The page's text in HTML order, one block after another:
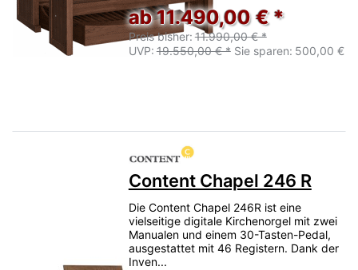
ab 11.490,00 € *
Preis bisher: 11.990,00 € *
UVP: 19.550,00 € * Sie sparen: 500,00 €
Content Chapel 246 R
Die Content Chapel 246R ist eine
vielseitige digitale Kirchenorgel mit zwei
Manualen und einem 30-Tasten-Pedal,
ausgestattet mit 46 Registern. Dank der
Inven...